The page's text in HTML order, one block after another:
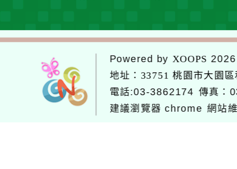
單
Powered by XOOPS
地址： 33751 桃園市大園
電話:03-3862174 傳真：
建議瀏覽器 chrome 網站